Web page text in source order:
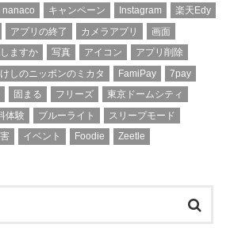
nanaco キャンペーン Instagram
楽天Edy
アプリの終了 カメラアプリ
画面
ますか 写真 アイコン
アプリ削除
しのニッポンのミカタ FamiPay
7pay
固まる フリーズ
東京ドームシティ
体験 ブルーライト
スリープモード
イベント Foodie Zeetle